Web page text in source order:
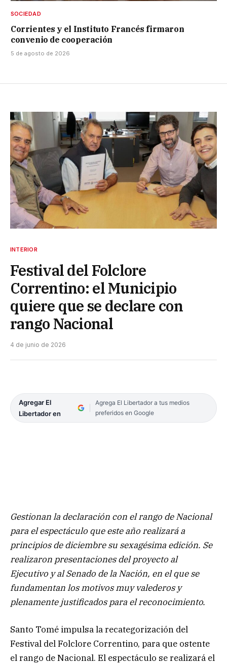
SOCIEDAD
Corrientes y el Instituto Francés firmaron
convenio de cooperación
5 de agosto de 2026
INTERIOR
Festival del Folclore
Correntino: el Municipio
quiere que se declare con
rango Nacional
4 de junio de 2026
Agregar El
Libertador en
Agrega El Libertador a tus medios
preferidos en Google
Gestionan la declaración con el rango de Nacional
para el espectáculo que este año realizará a
principios de diciembre su sexagésima edición. Se
realizaron presentaciones del proyecto al
Ejecutivo y al Senado de la Nación, en el que se
fundamentan los motivos muy valederos y
plenamente justificados para el reconocimiento.
Santo Tomé impulsa la recategorización del
Festival del Folclore Correntino, para que ostente
el rango de Nacional. El espectáculo se realizará el